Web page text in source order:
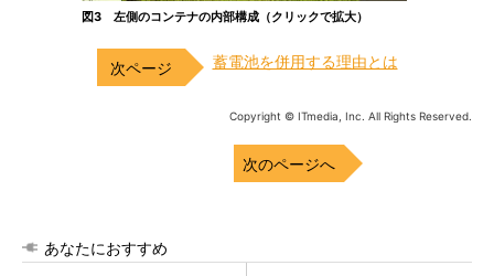
図3 左側のコンテナの内部構成（クリックで拡大）
蓄電池を併用する理由とは
Copyright © ITmedia, Inc. All Rights Reserved.
次のページへ
あなたにおすすめ